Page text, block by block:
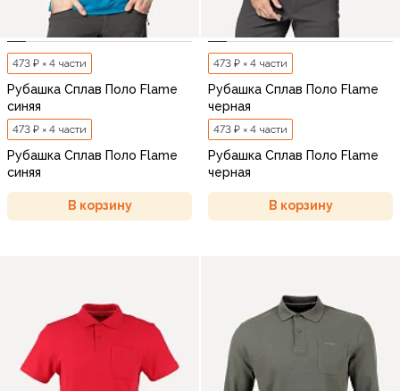
473 ₽ × 4 части
Рубашка Сплав Поло Flame
синяя
473 ₽ × 4 части
Рубашка Сплав Поло Flame
синяя
В корзину
473 ₽ × 4 части
Рубашка Сплав Поло Flame
черная
473 ₽ × 4 части
Рубашка Сплав Поло Flame
черная
В корзину